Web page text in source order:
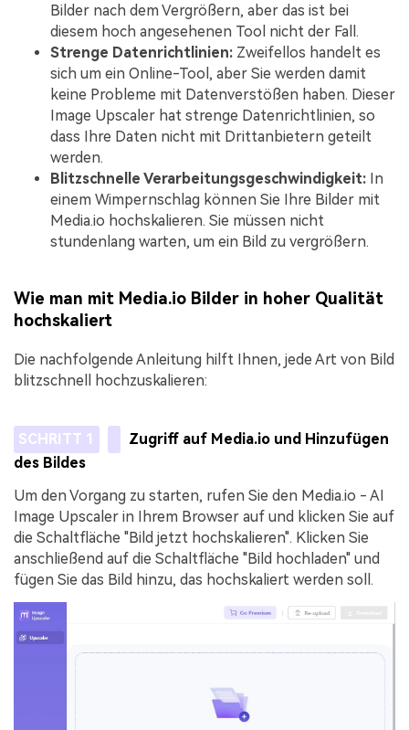
Bilder nach dem Vergrößern, aber das ist bei
diesem hoch angesehenen Tool nicht der Fall.
Strenge Datenrichtlinien: Zweifellos handelt es
sich um ein Online-Tool, aber Sie werden damit
keine Probleme mit Datenverstößen haben. Dieser
Image Upscaler hat strenge Datenrichtlinien, so
dass Ihre Daten nicht mit Drittanbietern geteilt
werden.
Blitzschnelle Verarbeitungsgeschwindigkeit: In
einem Wimpernschlag können Sie Ihre Bilder mit
Media.io hochskalieren. Sie müssen nicht
stundenlang warten, um ein Bild zu vergrößern.
Wie man mit Media.io Bilder in hoher Qualität
hochskaliert
Die nachfolgende Anleitung hilft Ihnen, jede Art von Bild
blitzschnell hochzuskalieren:
SCHRITT 1
Zugriff auf Media.io und Hinzufügen
des Bildes
Um den Vorgang zu starten, rufen Sie den Media.io - AI
Image Upscaler in Ihrem Browser auf und klicken Sie auf
die Schaltfläche "Bild jetzt hochskalieren". Klicken Sie
anschließend auf die Schaltfläche "Bild hochladen" und
fügen Sie das Bild hinzu, das hochskaliert werden soll.